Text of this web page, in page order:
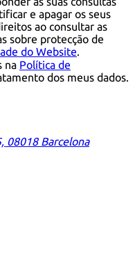
e apagar os seus
ao consultar as
sobre protecção de
do Website.
na Política de
dos meus dados.
08018 Barcelona